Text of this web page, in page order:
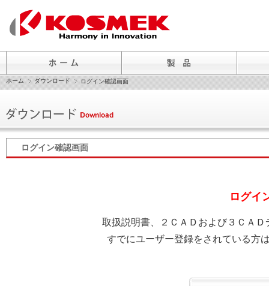
ホーム ダウンロード ログイン確認画面
ログイン確認画面
ログイ
取扱説明書、２ＣＡＤおよび３ＣＡ
すでにユーザー登録をされている方